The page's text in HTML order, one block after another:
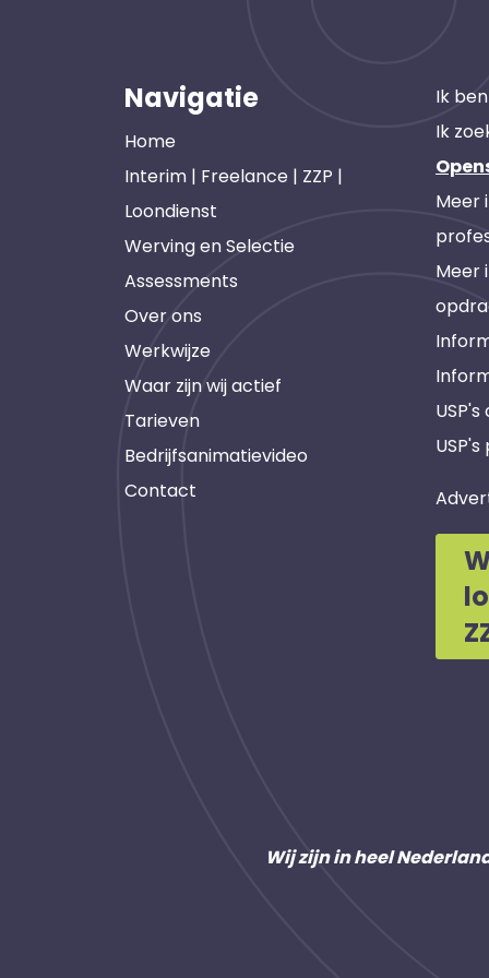
Navigatie
Home
Interim | Freelance | ZZP |
Loondienst
Werving en Selectie
Assessments
Over ons
Werkwijze
Waar zijn wij actief
Tarieven
Bedrijfsanimatievideo
Contact
Ik
Ik
Meer
Meer
Wij zijn in heel